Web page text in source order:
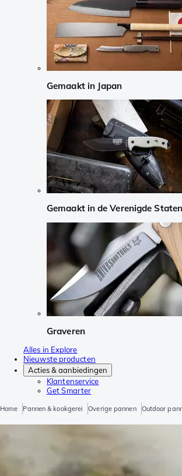
Gemaakt in Japan
Gemaakt in de Verenigde Staten
Graveren
Alles in Explore
Nieuwste producten
Acties & aanbiedingen
Klantenservice
Get Smarter
Home Pannen & kookgerei Overige pannen Outdoor